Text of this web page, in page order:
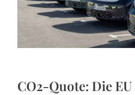
CO2-Quote: Die